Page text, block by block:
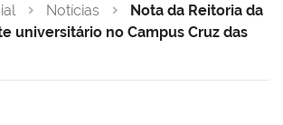
Notícias
Nota da Reitoria da
universitário no Campus Cruz das